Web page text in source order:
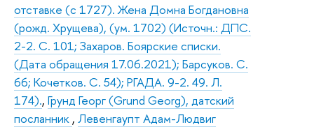
отставке (с 1727). Жена Домна Богдановна
(рожд. Хрущева), (ум. 1702) (Источн.: ДПС.
2-2. С. 101; Захаров. Боярские списки.
(Дата обращения 17.06.2021); Барсуков. С.
66; Кочетков. С. 54); РГАДА. 9-2. 49. Л.
174)., Грунд Георг (Grund Georg), датский
посланник , Левенгаупт Адам-Людвиг